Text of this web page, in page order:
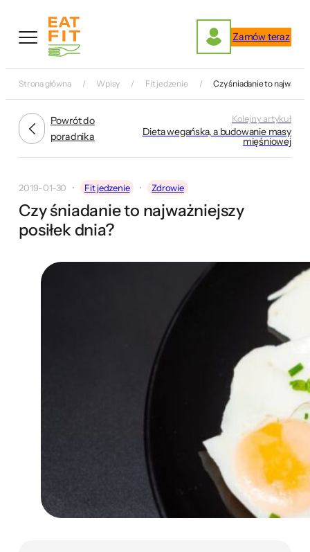
treści
Zamów teraz
Strona główna Wpisy Fit jedzenie Czy śniadanie to
Powrót do
poradnika
Kolejny artykuł
Dieta wegańska, a budowanie masy
mięśniowej
2019-01-30 Fit jedzenie Zdrowie
Czy śniadanie to najważniejszy
posiłek dnia?